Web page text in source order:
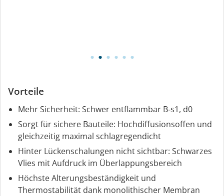
Vorteile
Mehr Sicherheit: Schwer entflammbar B‑s1, d0
Sorgt für sichere Bauteile: Hochdiffusionsoffen und
gleichzeitig maximal schlagregendicht
Hinter Lückenschalungen nicht sichtbar: Schwarzes
Vlies mit Aufdruck im Überlappungsbereich
Höchste Alterungsbeständigkeit und
Thermostabilität dank monolithischer Membran